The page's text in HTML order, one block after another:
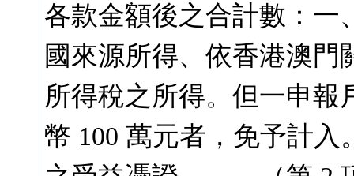
各款金額後之合計數：一
國來源所得、依香港澳門
所得稅之所得。但一申報
幣 100 萬元者，免予計